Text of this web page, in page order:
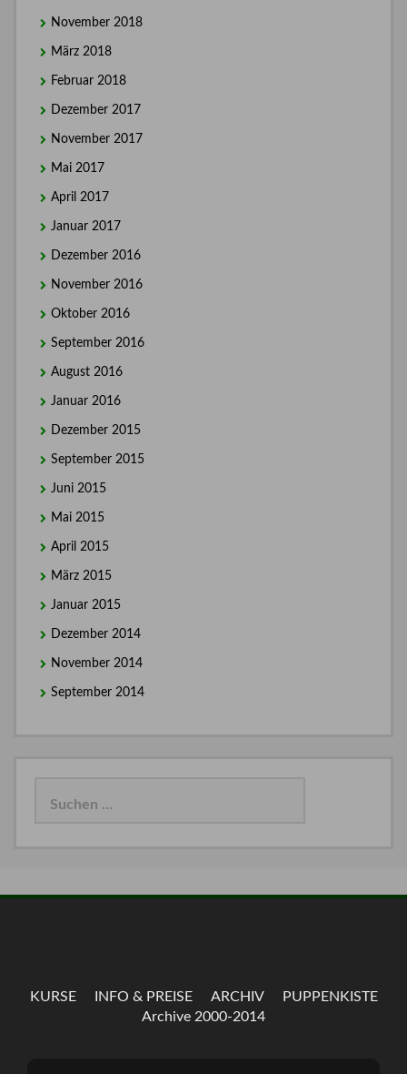
November 2018
März 2018
Februar 2018
Dezember 2017
November 2017
Mai 2017
April 2017
Januar 2017
Dezember 2016
November 2016
Oktober 2016
September 2016
August 2016
Januar 2016
Dezember 2015
September 2015
Juni 2015
Mai 2015
April 2015
März 2015
Januar 2015
Dezember 2014
November 2014
September 2014
KURSE INFO & PREISE ARCHIV
PUPPENKISTE
Archive 2000-2014